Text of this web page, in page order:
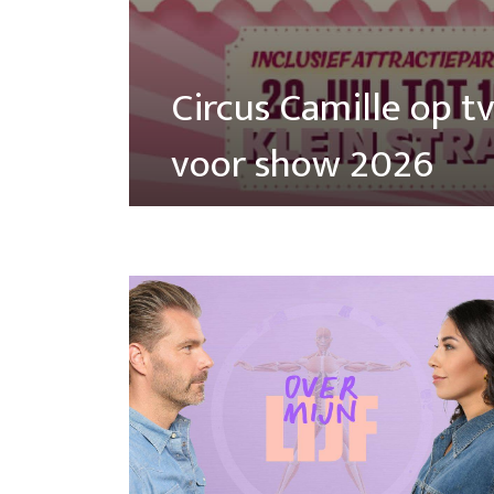
Circus Camille op
voor show 2026